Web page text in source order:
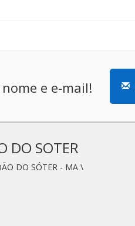
e e-mail!
DO SOTER
DO SÓTER - MA \